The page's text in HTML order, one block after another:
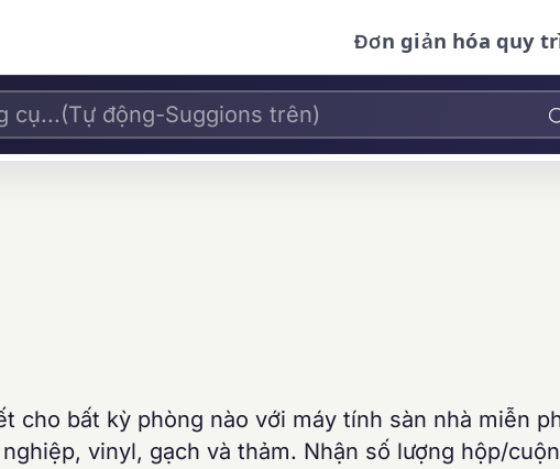
Đơn giản hóa quy
cho bất kỳ phòng nào với máy tính sàn nhà miễn
vinyl, gạch và thảm. Nhận số lượng hộp/